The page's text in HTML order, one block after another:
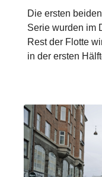
Die ersten
Serie wurden im
Rest der Flotte
in der ersten